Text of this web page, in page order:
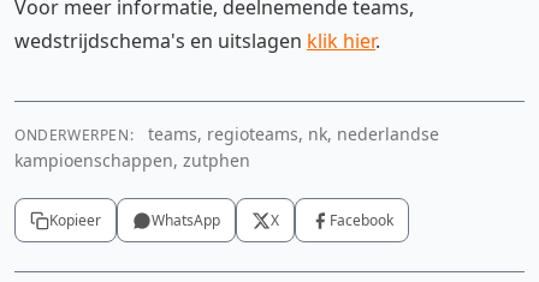
Voor meer informatie, deelnemende teams,
wedstrijdschema's en uitslagen klik hier.
ONDERWERPEN:
teams, regioteams, nk, nederlandse
kampioenschappen, zutphen
Kopieer WhatsApp X Facebook